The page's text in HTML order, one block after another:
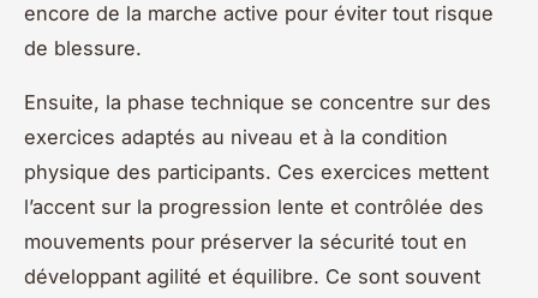
encore de la marche active pour éviter tout risque
de blessure.
Ensuite, la phase technique se concentre sur des
exercices adaptés au niveau et à la condition
physique des participants. Ces exercices mettent
l’accent sur la progression lente et contrôlée des
mouvements pour préserver la sécurité tout en
développant agilité et équilibre. Ce sont souvent